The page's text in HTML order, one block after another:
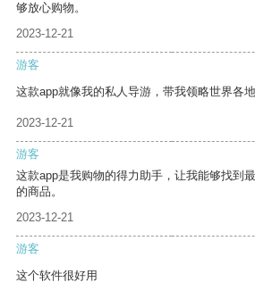
够放心购物。
2023-12-21
游客
这款app就像我的私人导游，带我领略世界各地
2023-12-21
游客
这款app是我购物的得力助手，让我能够找到
的商品。
2023-12-21
游客
这个软件很好用